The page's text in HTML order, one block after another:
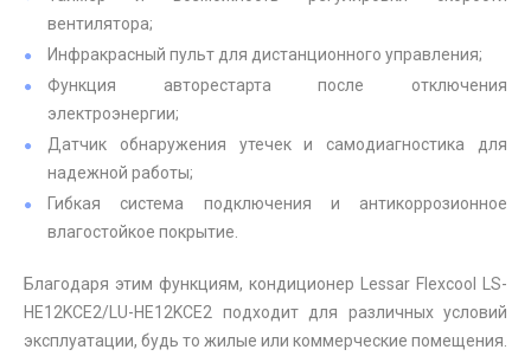
вентилятора;
Инфракрасный пульт для дистанционного управления;
Функция авторестарта после отключения
электроэнергии;
Датчик обнаружения утечек и самодиагностика для
надежной работы;
Гибкая система подключения и антикоррозионное
влагостойкое покрытие.
Благодаря этим функциям, кондиционер Lessar Flexcool LS-
HE12KCE2/LU-HE12KCE2 подходит для различных условий
эксплуатации, будь то жилые или коммерческие помещения.